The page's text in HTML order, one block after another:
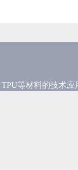
等材料的技术